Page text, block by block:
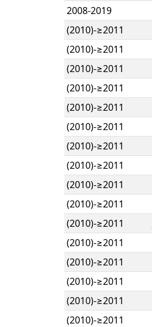
2008-2019
(2010)-≥2011
(2010)-≥2011
(2010)-≥2011
(2010)-≥2011
(2010)-≥2011
(2010)-≥2011
(2010)-≥2011
(2010)-≥2011
(2010)-≥2011
(2010)-≥2011
(2010)-≥2011
(2010)-≥2011
(2010)-≥2011
(2010)-≥2011
(2010)-≥2011
(2010)-≥2011